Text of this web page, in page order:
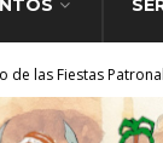
de las Fiestas